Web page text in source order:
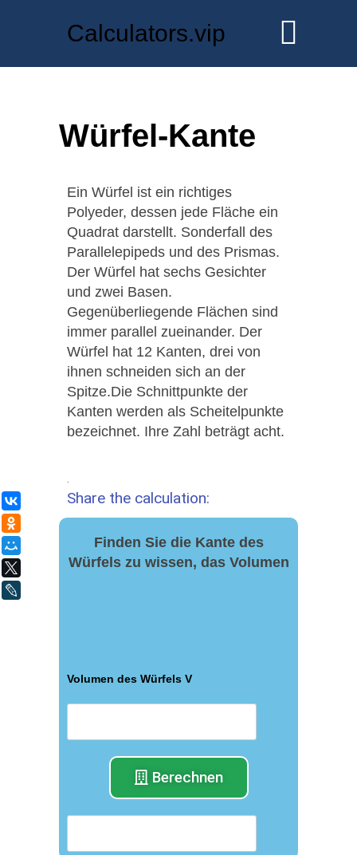
Calculators.vip
Würfel-Kante
Ein Würfel ist ein richtiges
Polyeder, dessen jede Fläche ein
Quadrat darstellt. Sonderfall des
Parallelepipeds und des Prismas.
Der Würfel hat sechs Gesichter
und zwei Basen.
Gegenüberliegende Flächen sind
immer parallel zueinander. Der
Würfel hat 12 Kanten, drei von
ihnen schneiden sich an der
Spitze.Die Schnittpunkte der
Kanten werden als Scheitelpunkte
bezeichnet. Ihre Zahl beträgt acht.
Share the calculation:
Finden Sie die Kante des
Würfels zu wissen, das Volumen
Volumen des Würfels V
Berechnen
ВКонтакте
Одноклассники